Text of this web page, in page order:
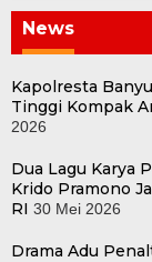
News
Kapolresta
Tinggi Kompak
2026
Dua Lagu Karya
Krido Pramono
RI 30 Mei 2026
Drama Adu